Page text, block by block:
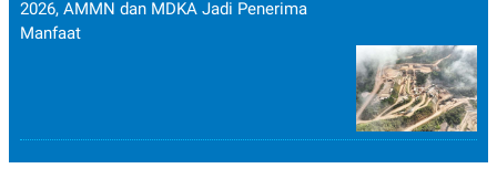
2026, AMMN dan MDKA Jadi Penerima
Manfaat